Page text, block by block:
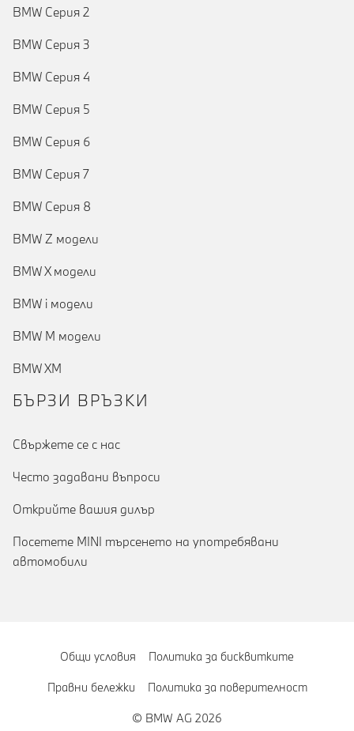
BMW Серия 2
BMW Серия 3
BMW Серия 4
BMW Серия 5
BMW Серия 6
BMW Серия 7
BMW Серия 8
BMW Z модели
BMW X модели
BMW i модели
BMW M модели
BMW XM
БЪРЗИ ВРЪЗКИ
Cвържете се с нас
Често задавани въпроси
Открийте вашия дилър
Посетете MINI търсенето на употребявани
автомобили
Общи условия Политика за бисквитките
Правни бележки Политика за поверителност
© BMW AG 2026